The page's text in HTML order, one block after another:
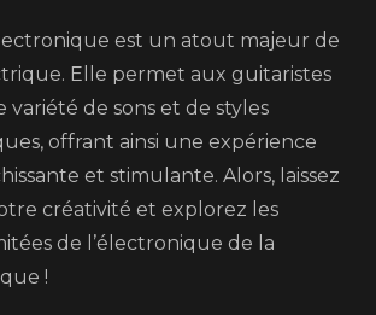
est un atout majeur de
Elle permet aux guitaristes
variété de sons et de styles
offrant ainsi une expérience
et stimulante. Alors, laissez
créativité et explorez les
de l’électronique de la
!